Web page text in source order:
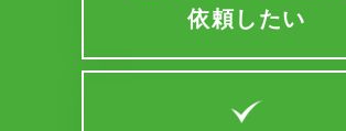
依頼したい